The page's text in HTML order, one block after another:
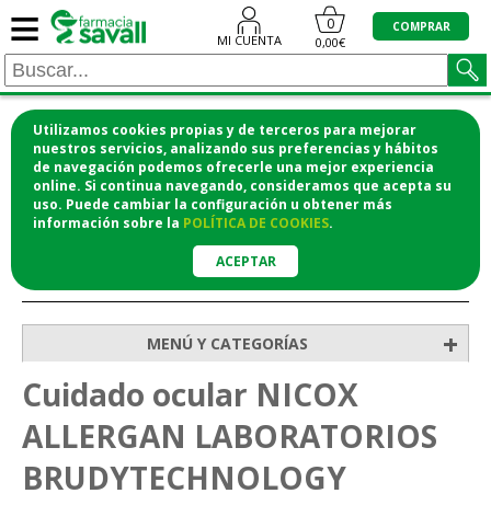
Utilizamos cookies propias y de terceros para mejorar
nuestros servicios, analizando sus preferencias y hábitos
de navegación podemos ofrecerle una mejor experiencia
online. Si continua navegando, consideramos que acepta su
uso. Puede cambiar la configuración u obtener más
información sobre la POLÍTICA DE COOKIES.
ACEPTAR
≡ MI CUENTA
0
0,00€
COMPRAR
¡COMPRA CÓMODAMENTE DESDE CASA Y RECOGE
EN LA FARMACIA!
o si lo prefieres te lo mandamos a casa
Higiene y cosmética>Cuidado ocular
MENÚ Y CATEGORÍAS +
Cuidado ocular NICOX
ALLERGAN LABORATORIOS
BRUDYTECHNOLOGY